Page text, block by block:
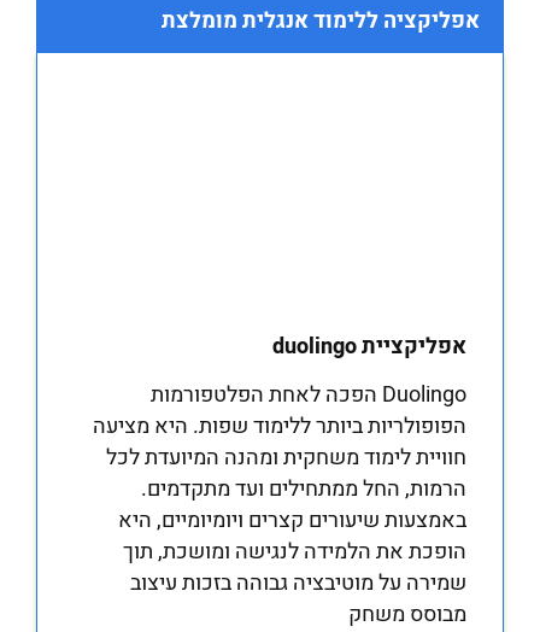
אפליקציה ללימוד אנגלית מומלצת
אפליקציית duolingo
Duolingo הפכה לאחת הפלטפורמות
הפופולריות ביותר ללימוד שפות. היא מציעה
חוויית לימוד משחקית ומהנה המיועדת לכל
הרמות, החל ממתחילים ועד מתקדמים.
באמצעות שיעורים קצרים ויומיומיים, היא
הופכת את הלמידה לנגישה ומושכת, תוך
שמירה על מוטיבציה גבוהה בזכות עיצוב
מבוסס משחק